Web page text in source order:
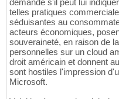
demandé s'il peut lui
telles pratiques
séduisantes au
acteurs économiques,
souveraineté, en raison de
personnelles sur un cloud
droit américain et donnent
sont hostiles l'impression
Microsoft.